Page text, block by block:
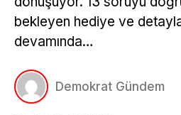
bekleyen hediye ve
devamında…
Demokrat Gündem